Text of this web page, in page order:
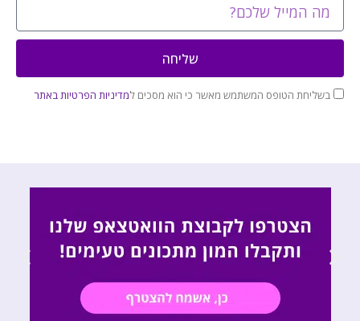
בשליחת הטופס המשתמש מאשר כי הוא מסכים למדיניות הפרטיות באתר
שליחה